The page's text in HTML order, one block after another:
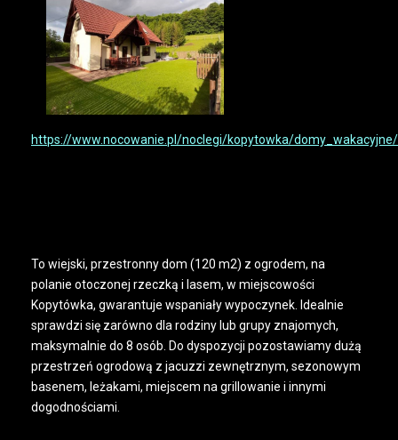
https://www.nocowanie.pl/noclegi/kopytowka/
To wiejski, przestronny dom (120 m2) z ogrodem, na
polanie otoczonej rzeczką i lasem, w miejscowości
Kopytówka, gwarantuje wspaniały wypoczynek. Idealnie
sprawdzi się zarówno dla rodziny lub grupy znajomych,
maksymalnie do 8 osób. Do dyspozycji pozostawiamy dużą
przestrzeń ogrodową z jacuzzi zewnętrznym, sezonowym
basenem, leżakami, miejscem na grillowanie i innymi
dogodnościami.